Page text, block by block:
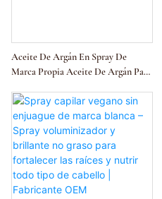
Aceite De Argán En Spray De
Marca Propia Aceite De Argán Para